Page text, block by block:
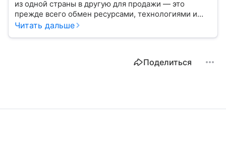
из одной страны в другую для продажи — это
прежде всего обмен ресурсами, технологиями и
культурой. В статье разберем, как работает экспорт
Читать дальше
Поделиться